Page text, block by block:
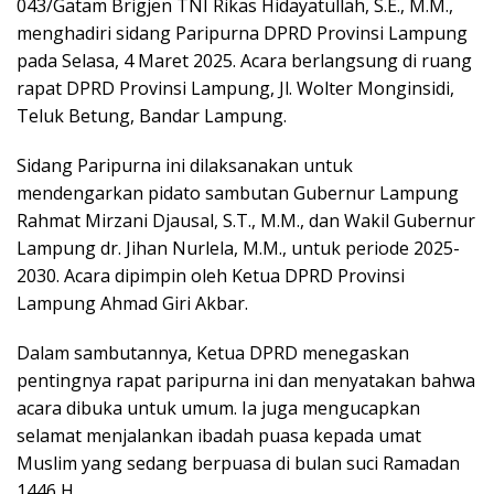
043/Gatam Brigjen TNI Rikas Hidayatullah, S.E., M.M.,
menghadiri sidang Paripurna DPRD Provinsi Lampung
pada Selasa, 4 Maret 2025. Acara berlangsung di ruang
rapat DPRD Provinsi Lampung, Jl. Wolter Monginsidi,
Teluk Betung, Bandar Lampung.
Sidang Paripurna ini dilaksanakan untuk
mendengarkan pidato sambutan Gubernur Lampung
Rahmat Mirzani Djausal, S.T., M.M., dan Wakil Gubernur
Lampung dr. Jihan Nurlela, M.M., untuk periode 2025-
2030. Acara dipimpin oleh Ketua DPRD Provinsi
Lampung Ahmad Giri Akbar.
Dalam sambutannya, Ketua DPRD menegaskan
pentingnya rapat paripurna ini dan menyatakan bahwa
acara dibuka untuk umum. Ia juga mengucapkan
selamat menjalankan ibadah puasa kepada umat
Muslim yang sedang berpuasa di bulan suci Ramadan